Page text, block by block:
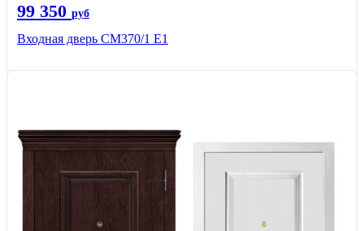
99 350 руб
Входная дверь СМ370/1 Е1